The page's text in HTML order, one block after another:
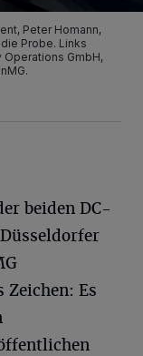
Peter Homann,
Probe. Links
Operations GmbH,
beiden DC-
Es